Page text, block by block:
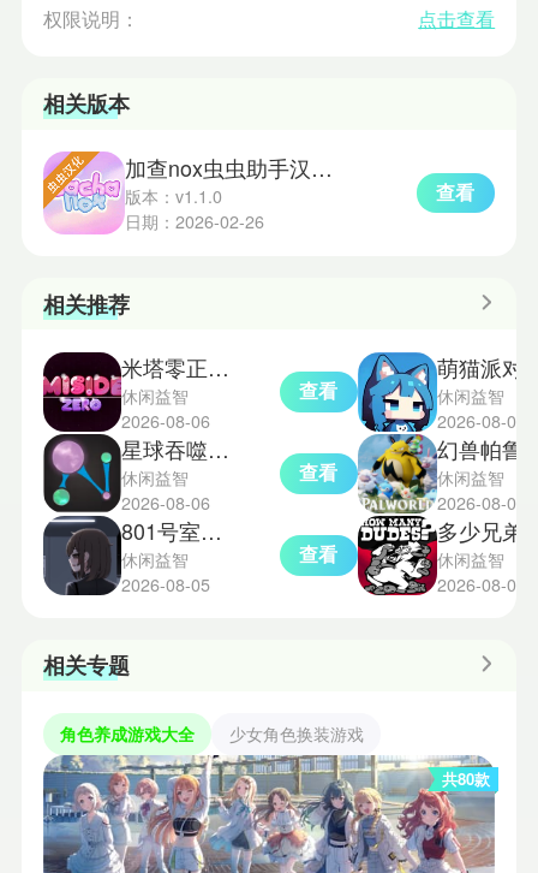
权限说明： 点击查看
相关版本
加查nox虫虫助手汉化版
版本：v1.1.0
日期：2026-02-26
查看
相关推荐
米塔零正式版
休闲益智
2026-08-06
查看
星球吞噬战中文版
休闲益智
2026-08-06
查看
801号室绅士汉化版
休闲益智
2026-08-05
查看
休闲益智
2026-08-05
休闲益智
2026-08-05
休闲益智
2026-08-05
相关专题
角色养成游戏大全 少女角色换装游戏
共80款